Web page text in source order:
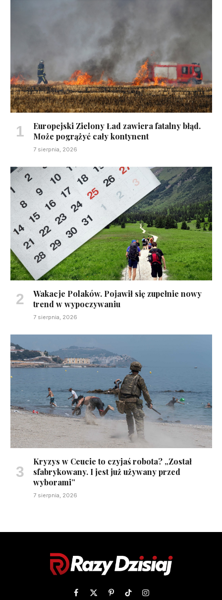
Europejski Zielony Ład zawiera fatalny błąd.
Może pogrążyć cały kontynent
7 sierpnia, 2026
Wakacje Polaków. Pojawił się zupełnie nowy
trend w wypoczywaniu
7 sierpnia, 2026
Kryzys w Ceucie to czyjaś robota? „Został
sfabrykowany. I jest już używany przed
wyborami”
7 sierpnia, 2026
Facebook
X PinterestTikTokInstagram